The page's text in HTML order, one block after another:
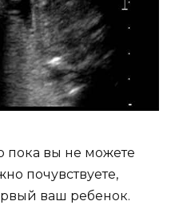
пока вы не можете
почувствуете,
ваш ребенок.